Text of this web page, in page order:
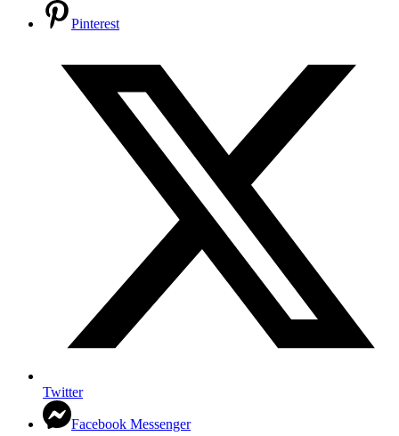
Pinterest
Twitter
Facebook Messenger